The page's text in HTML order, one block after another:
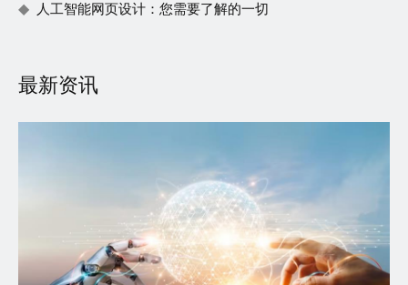
人工智能网页设计：您需要了解的一切
最新资讯